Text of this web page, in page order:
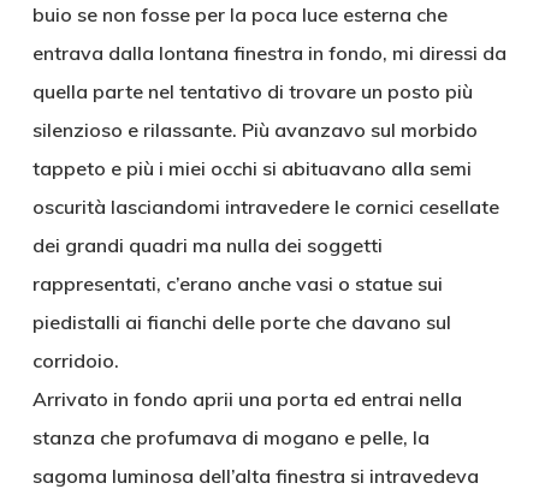
buio se non fosse per la poca luce esterna che
entrava dalla lontana finestra in fondo, mi diressi da
quella parte nel tentativo di trovare un posto più
silenzioso e rilassante. Più avanzavo sul morbido
tappeto e più i miei occhi si abituavano alla semi
oscurità lasciandomi intravedere le cornici cesellate
dei grandi quadri ma nulla dei soggetti
rappresentati, c’erano anche vasi o statue sui
piedistalli ai fianchi delle porte che davano sul
corridoio.
Arrivato in fondo aprii una porta ed entrai nella
stanza che profumava di mogano e pelle, la
sagoma luminosa dell’alta finestra si intravedeva